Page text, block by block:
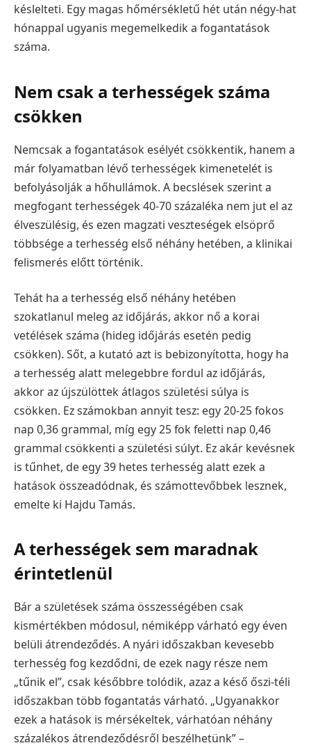
késlelteti. Egy magas hőmérsékletű hét után négy-hat
hónappal ugyanis megemelkedik a fogantatások
száma.
Nem csak a terhességek száma
csökken
Nemcsak a fogantatások esélyét csökkentik, hanem a
már folyamatban lévő terhességek kimenetelét is
befolyásolják a hőhullámok. A becslések szerint a
megfogant terhességek 40-70 százaléka nem jut el az
élveszülésig, és ezen magzati veszteségek elsöprő
többsége a terhesség első néhány hetében, a klinikai
felismerés előtt történik.
Tehát ha a terhesség első néhány hetében
szokatlanul meleg az időjárás, akkor nő a korai
vetélések száma (hideg időjárás esetén pedig
csökken). Sőt, a kutató azt is bebizonyította, hogy ha
a terhesség alatt melegebbre fordul az időjárás,
akkor az újszülöttek átlagos születési súlya is
csökken. Ez számokban annyit tesz: egy 20-25 fokos
nap 0,36 grammal, míg egy 25 fok feletti nap 0,46
grammal csökkenti a születési súlyt. Ez akár kevésnek
is tűnhet, de egy 39 hetes terhesség alatt ezek a
hatások összeadódnak, és számottevőbbek lesznek,
emelte ki Hajdu Tamás.
A terhességek sem maradnak
érintetlenül
Bár a születések száma összességében csak
kismértékben módosul, némiképp várható egy éven
belüli átrendeződés. A nyári időszakban kevesebb
terhesség fog kezdődni, de ezek nagy része nem
„tűnik el”, csak későbbre tolódik, azaz a késő őszi-téli
időszakban több fogantatás várható. „Ugyanakkor
ezek a hatások is mérsékeltek, várhatóan néhány
százalékos átrendeződésről beszélhetünk” –